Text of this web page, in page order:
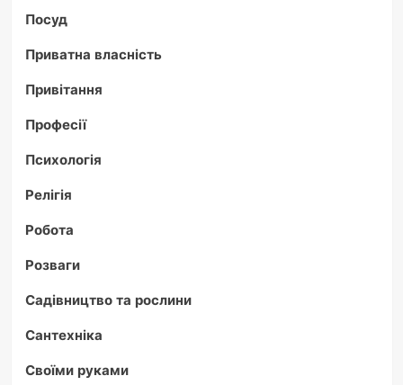
Посуд
Приватна власність
Привітання
Професії
Психологія
Релігія
Робота
Розваги
Садівництво та рослини
Сантехніка
Своїми руками